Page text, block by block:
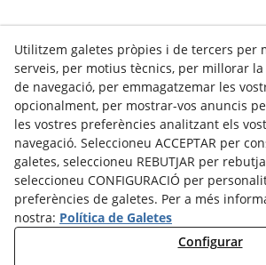
Utilitzem galetes pròpies i de tercers per
serveis, per motius tècnics, per millorar
de navegació, per emmagatzemar les
opcionalment, per mostrar-vos anuncis
les vostres preferències analitzant els
navegació. Seleccioneu ACCEPTAR per
galetes, seleccioneu REBUTJAR per
seleccioneu CONFIGURACIÓ per
preferències de galetes. Per a més
nostra: Política de Galetes
Configurar